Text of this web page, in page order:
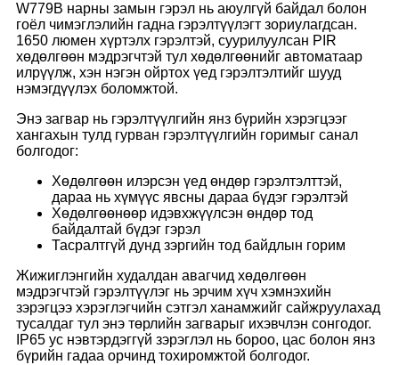
W779B нарны замын гэрэл нь аюулгүй байдал болон
гоёл чимэглэлийн гадна гэрэлтүүлэгт зориулагдсан.
1650 люмен хүртэлх гэрэлтэй, суурилуулсан PIR
хөдөлгөөн мэдрэгчтэй тул хөдөлгөөнийг автоматаар
илрүүлж, хэн нэгэн ойртох үед гэрэлтэлтийг шууд
нэмэгдүүлэх боломжтой.
Энэ загвар нь гэрэлтүүлгийн янз бүрийн хэрэгцээг
хангахын тулд гурван гэрэлтүүлгийн горимыг санал
болгодог:
Хөдөлгөөн илэрсэн үед өндөр гэрэлтэлттэй,
дараа нь хүмүүс явсны дараа бүдэг гэрэлтэй
Хөдөлгөөнөөр идэвхжүүлсэн өндөр тод
байдалтай бүдэг гэрэл
Тасралтгүй дунд зэргийн тод байдлын горим
Жижиглэнгийн худалдан авагчид хөдөлгөөн
мэдрэгчтэй гэрэлтүүлэг нь эрчим хүч хэмнэхийн
зэрэгцээ хэрэглэгчийн сэтгэл ханамжийг сайжруулахад
тусалдаг тул энэ төрлийн загварыг ихэвчлэн сонгодог.
IP65 ус нэвтэрдэггүй зэрэглэл нь бороо, цас болон янз
бүрийн гадаа орчинд тохиромжтой болгодог.